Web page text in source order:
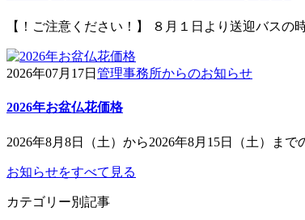
【！ご注意ください！】 ８月１日より送迎バス
2026年07月17日 管理事務所からのお知らせ
2026年お盆仏花価格
2026年8月8日（土）から2026年8月15日（土）ま
お知らせをすべて見る
カテゴリー別記事